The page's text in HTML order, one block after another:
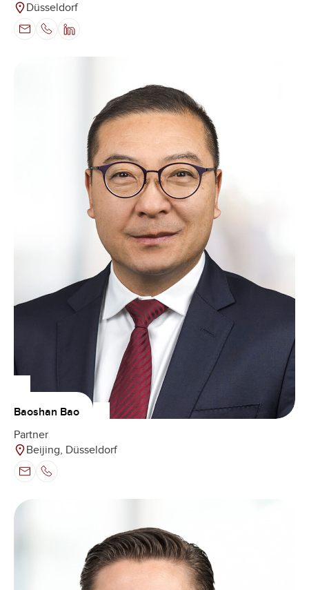
Düsseldorf
Baoshan Bao
Partner
Beijing, Düsseldorf